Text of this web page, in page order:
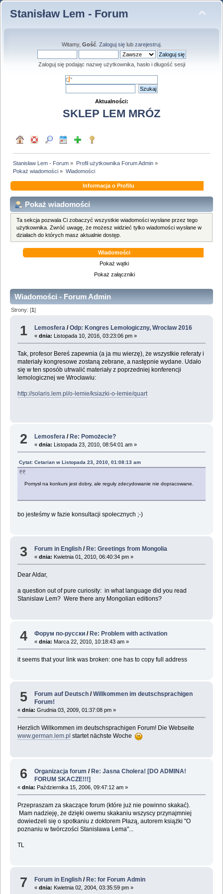
Stanisław Lem - Forum
Witamy, Gość. Zaloguj sięlub zarejestruj.
Zaloguj się podając nazwę użytkownika, hasło i długość sesji
Aktualności:
SKLEP LEM MRÓZ
Stanisław Lem - Forum » Profil użytkownika Forum Admin»
Pokaż wiadomości » Wiadomości
Informacja o Profilu
Pokaż wiadomości
Ta sekcja pozwala Ci zobaczyć wszystkie wiadomości wysłane przez tego
użytkownika. Zwróć uwagę, że możesz widzieć tylko wiadomości wysłane w
działach do których masz aktualnie dostęp.
Wiadomości
Pokaż wątki
Pokaż załączniki
Wiadomości - Forum Admin
Strony: [1]
1 Lemosfera /Odp: Kongres Lemologiczny, Wrocław 2016
«dnia: Listopada 10, 2016, 03:23:06 pm »
Tak, profesor Bereś zapewnia (a ja mu wierzę), że wszystkie referaty i
materiały kongresowe zostaną zebrane, a następnie wydane. Udało
się w ten sposób utrwalić materiały z poprzedniej konferencji
lemologicznej we Wrocławiu:
http://solaris.lem.pl/o-lemie/ksiazki-o-lemie/quart
2 Lemosfera /Re: Pomożecie?
«dnia: Listopada 23, 2010, 08:54:01 am »
Cytat: Cetarian w Listopada 23, 2010, 01:08:13 am
Pomysł na konkurs jest dobry, ale reguły zdecydowanie nie dopracowane.
bo jesteśmy w fazie konsultacji społecznych ;-)
3 Forum in English / Re: Greetings from Mongolia
«dnia: Kwietnia 01, 2010, 06:40:34 pm »
Dear Aldar,
a question out of pure curiosity: in what language did you read
Stanislaw Lem? Were there any Mongolian editions?
4 Форум по-русски /Re: Problem with activation
«dnia: Marca 22, 2010, 10:18:43 am »
it seems that your link was broken: one has to copy full address
5 Forum auf Deutsch /Willkommen im deutschsprachigen
Forum!
« dnia: Grudnia 03, 2009, 01:37:08 pm »
Herzlich Willkommen im deutschsprachigen Forum! Die Webseite
www.german.lem.pl startet nächste Woche
6 Organizacja forum /Re: Jasna Cholera! [DO ADMINA!
FORUM SKACZE!!!]
« dnia: Października 15, 2006, 09:47:12 am »
Przepraszam za skaczące forum (które już nie powinno skakać).
Mam nadzieję, że dzięki owemu skakaniu wszyscy przynajmniej
dowiedzeli się o spotkaniu z doktorem Płazą, autorem książki "O
poznaniu w twórczości Stanisława Lema"...
TL
7 Forum in English / Re: for Forum Admin
«dnia: Kwietnia 02, 2004, 03:35:59 pm »